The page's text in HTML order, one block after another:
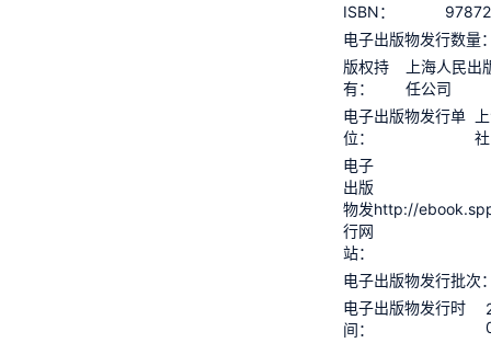
ISBN：
电子出版物发行数量
版权持
有：
上海人民出
任公司
电子出版物发行单
位：
社
电子
出版
物发
行网
站：
http://
电子出版物发行批次
电子出版物发行时
间：